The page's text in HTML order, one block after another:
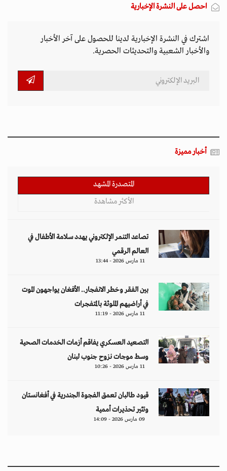
احصل على النشرة الإخبارية
اشترك في النشرة الإخبارية لدينا للحصول على آخر الأخبار
والأخبار الشعبية والتحديثات الحصرية.
أخبار مميزة
المتصدرة المشهد
الأكثر مشاهدة
تصاعد التنمر الإلكتروني يهدد سلامة الأطفال في
العالم الرقمي
11 مارس 2026 - 13:44
بين الفقر وخطر الانفجار.. الأفغان يواجهون الموت
في أراضيهم الملوثة بالمتفجرات
11 مارس 2026 - 11:19
التصعيد العسكري يفاقم أزمات الخدمات الصحية
وسط موجات نزوح جنوب لبنان
11 مارس 2026 - 10:26
قيود طالبان تعمق الفجوة الجندرية في أفغانستان
وتثير تحذيرات أممية
09 مارس 2026 - 14:09